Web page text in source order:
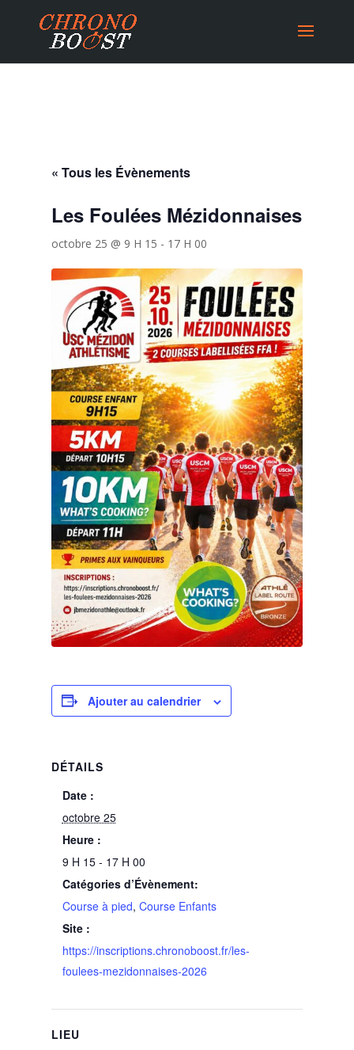
« Tous les Évènements
Les Foulées Mézidonnaises
octobre 25 @ 9 H 15 - 17 H 00
Ajouter au calendrier
DÉTAILS
Date :
octobre 25
Heure :
9 H 15 - 17 H 00
Catégories d’Évènement:
Course à pied, Course Enfants
Site :
https://inscriptions.chronoboost.fr/les-
foulees-mezidonnaises-2026
LIEU